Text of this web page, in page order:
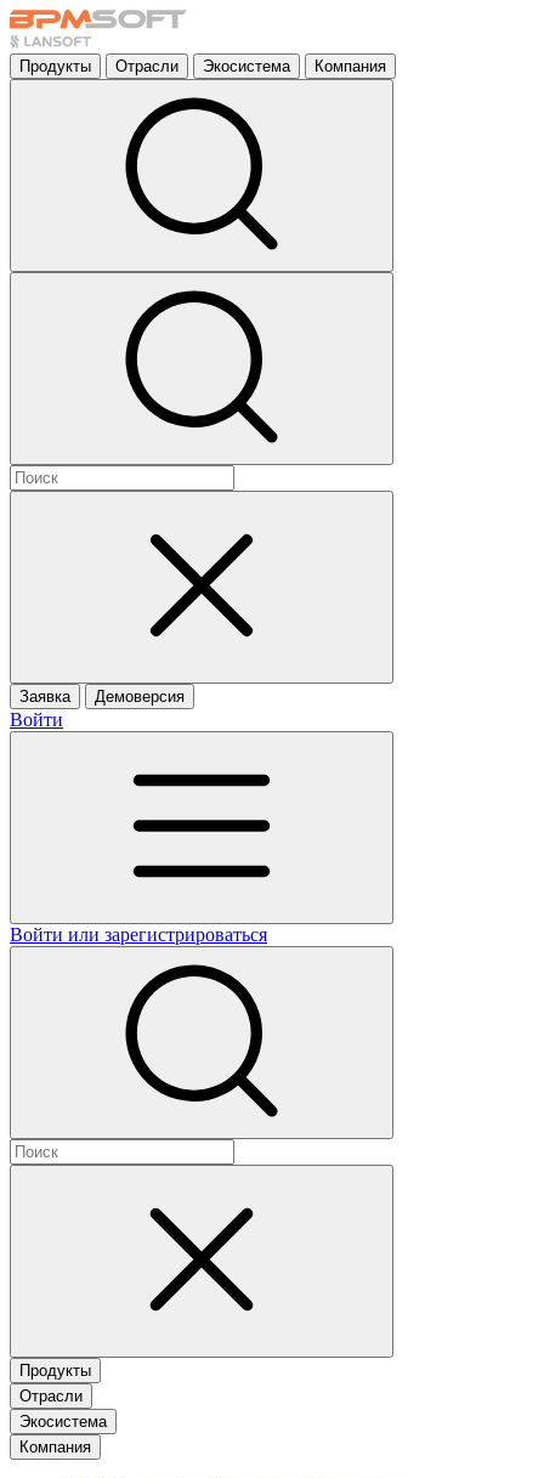
Продукты Отрасли Экосистема Компания
Заявка Демоверсия
Войти
Войти или зарегистрироваться
Продукты
Отрасли
Экосистема
Компания